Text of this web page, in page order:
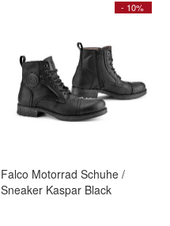
- 10%
Falco Motorrad Schuhe /
Sneaker Kaspar Black